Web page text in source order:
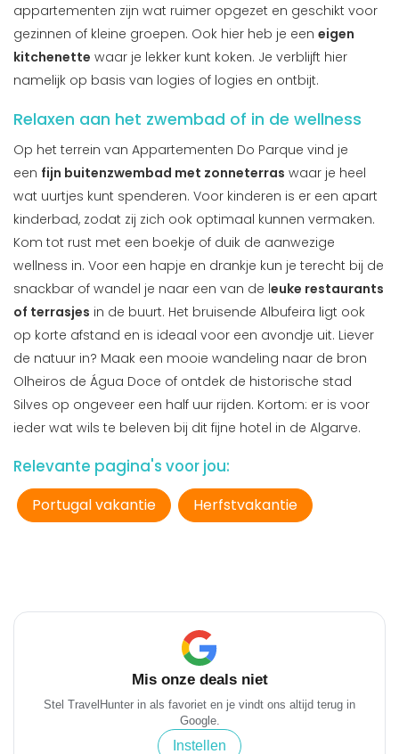
appartementen zijn wat ruimer opgezet en geschikt voor
gezinnen of kleine groepen. Ook hier heb je een eigen
kitchenette waar je lekker kunt koken. Je verblijft hier
namelijk op basis van logies of logies en ontbijt.
Relaxen aan het zwembad of in de wellness
Op het terrein van Appartementen Do Parque vind je
een fijn buitenzwembad met zonneterras waar je heel
wat uurtjes kunt spenderen. Voor kinderen is er een apart
kinderbad, zodat zij zich ook optimaal kunnen vermaken.
Kom tot rust met een boekje of duik de aanwezige
wellness in. Voor een hapje en drankje kun je terecht bij de
snackbar of wandel je naar een van de leuke restaurants
of terrasjes in de buurt. Het bruisende Albufeira ligt ook
op korte afstand en is ideaal voor een avondje uit. Liever
de natuur in? Maak een mooie wandeling naar de bron
Olheiros de Água Doce of ontdek de historische stad
Silves op ongeveer een half uur rijden. Kortom: er is voor
ieder wat wils te beleven bij dit fijne hotel in de Algarve.
Relevante pagina's voor jou:
Portugal vakantie Herfstvakantie
Mis onze deals niet
Stel TravelHunter in als favoriet en je vindt ons altijd terug in
Google.
Instellen